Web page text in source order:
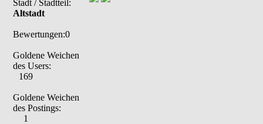
Stadt / Stadtteil:
Altstadt
Bewertungen:0
Goldene Weichen
des Users:
169
Goldene Weichen
des Postings:
1